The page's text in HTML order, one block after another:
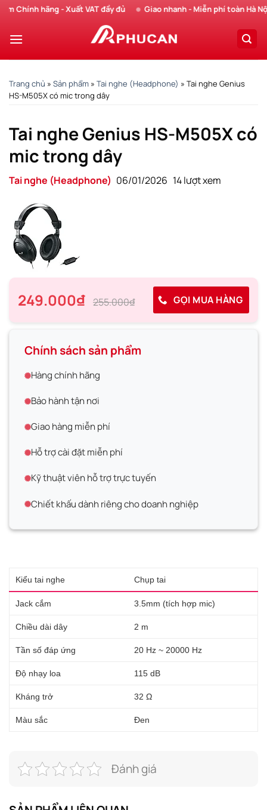
Chuyển
nội
Chính hãng - Xuất VAT đầy đủ Giao nhanh - Miễn phí toàn Hà Nội
Trang chủ » Sản phẩm » Tai nghe (Headphone) » Tai nghe Genius
HS-M505X có mic trong dây
Tai nghe Genius HS-M505X có
mic trong dây
Tai nghe (Headphone) 06/01/2026 14 lượt xem
249.000₫ 255.000₫ GỌI MUA HÀNG
Chính sách sản phẩm
Hàng chính hãng
Bảo hành tận nơi
Giao hàng miễn phí
Hỗ trợ cài đặt miễn phí
Kỹ thuật viên hỗ trợ trực tuyến
Chiết khấu dành riêng cho doanh nghiệp
Kiểu tai nghe Chụp tai
Jack cắm 3.5mm (tích hợp mic)
Chiều dài dây 2 m
Tần số đáp ứng 20 Hz ~ 20000 Hz
Độ nhạy loa 115 dB
Kháng trở 32 Ω
Màu sắc Đen
Đánh giá